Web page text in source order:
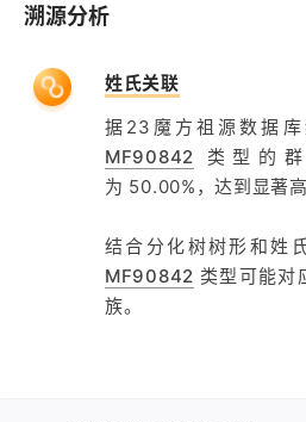
溯源分析
姓氏关联
据23魔方祖源数据
MF90842 类型的
为 50.00%，达到显著高
结合分化树树形和姓
MF90842 类型可能对
族。